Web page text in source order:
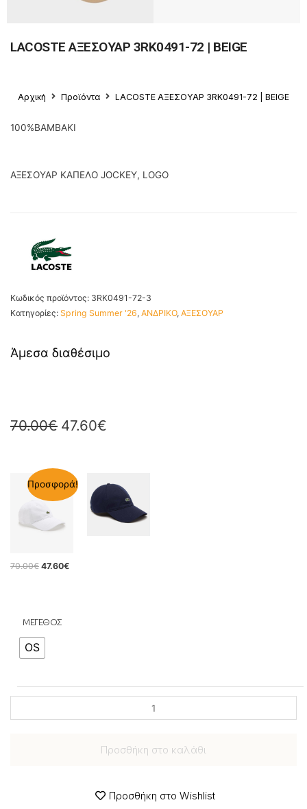
LACOSTE ΑΞΕΣΟΥΑΡ 3RK0491-72 | BEIGE
Αρχική Προϊόντα LACOSTE ΑΞΕΣΟΥΑΡ 3RK0491-72 | BEIGE
100%ΒΑΜΒΑΚΙ
ΑΞΕΣΟΥΑΡ ΚΑΠΕΛΟ JOCKEY, LOGO
Κωδικός προϊόντος: 3RK0491-72-3
Κατηγορίες: Spring Summer '26, ΑΝΔΡΙΚΟ, ΑΞΕΣΟΥΑΡ
Άμεσα διαθέσιμο
70.00€ 47.60€
Προσφορά!
70.00€ 47.60€
ΜΕΓΕΘΟΣ
OS
Προσθήκη στο καλάθι
Προσθήκη στο Wishlist